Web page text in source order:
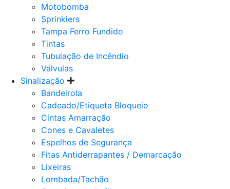
Motobomba
Sprinklers
Tampa Ferro Fundido
Tintas
Tubulação de Incêndio
Válvulas
Sinalização
Bandeirola
Cadeado/Etiqueta Bloqueio
Cintas Amarração
Cones e Cavaletes
Espelhos de Segurança
Fitas Antiderrapantes / Demarcação
Lixeiras
Lombada/Tachão